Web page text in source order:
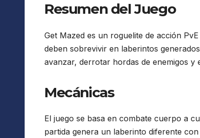
Resumen del Juego
Get Mazed es un roguelite de acción
deben sobrevivir en laberintos
avanzar, derrotar hordas de enemigos y
Mecánicas
El juego se basa en combate cuerpo a
partida genera un laberinto diferente